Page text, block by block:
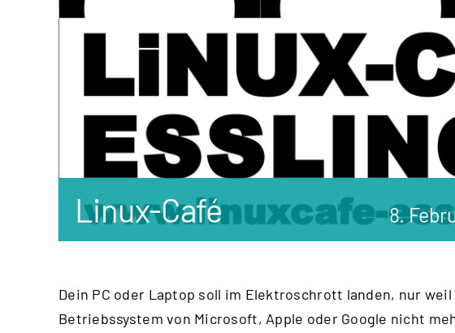
Linux-Café 8.
Dein PC oder Laptop soll im Elektroschrott landen, nur
Betriebssystem von Microsoft, Apple oder Google nicht